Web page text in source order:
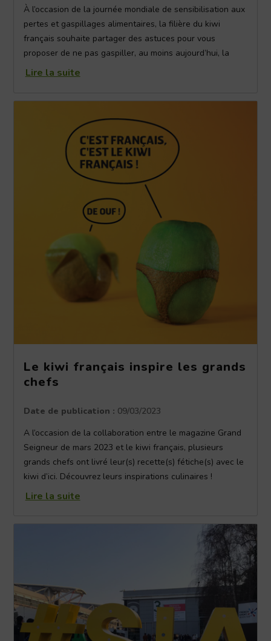
À l’occasion de la journée mondiale de sensibilisation aux
pertes et gaspillages alimentaires, la filière du kiwi
français souhaite partager des astuces pour vous
proposer de ne pas gaspiller, au moins aujourd’hui, la
peau du kiwi.
Lire la suite
Le kiwi français inspire les grands
chefs
Date de publication : 09/03/2023
A l’occasion de la collaboration entre le magazine Grand
Seigneur de mars 2023 et le kiwi français, plusieurs
grands chefs ont livré leur(s) recette(s) fétiche(s) avec le
kiwi d’ici. Découvrez leurs inspirations culinaires !
Lire la suite